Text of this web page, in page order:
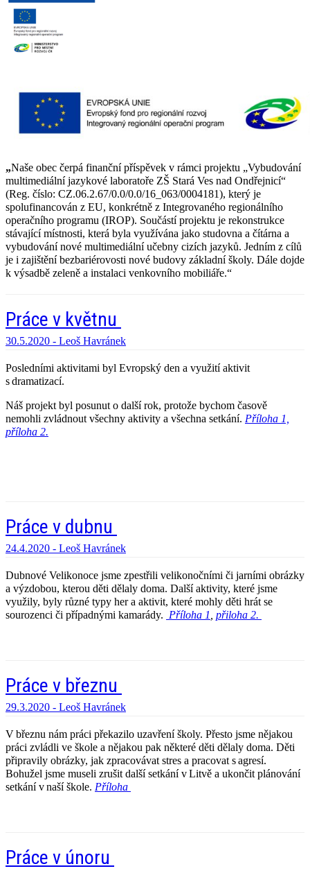
„Naše obec čerpá finanční příspěvek v rámci projektu „Vybudování
multimediální jazykové laboratoře ZŠ Stará Ves nad Ondřejnicí“
(Reg. číslo: CZ.06.2.67/0.0/0.0/16_063/0004181), který je
spolufinancován z EU, konkrétně z Integrovaného regionálního
operačního programu (IROP). Součástí projektu je rekonstrukce
stávající místnosti, která byla využívána jako studovna a čítárna a
vybudování nové multimediální učebny cizích jazyků. Jedním z cílů
je i zajištění bezbariérovosti nové budovy základní školy. Dále dojde
k výsadbě zeleně a instalaci venkovního mobiliáře.“
Práce v květnu
30.5.2020 - Leoš Havránek
Posledními aktivitami byl Evropský den a využití aktivit
s dramatizací.
Náš projekt byl posunut o další rok, protože bychom časově
nemohli zvládnout všechny aktivity a všechna setkání. Příloha 1,
příloha 2.
Práce v dubnu
24.4.2020 - Leoš Havránek
Dubnové Velikonoce jsme zpestřili velikonočními či jarními obrázky
a výzdobou, kterou děti dělaly doma. Další aktivity, které jsme
využily, byly různé typy hera aktivit, které mohly děti hrát se
sourozenci či případnými kamarády. Příloha 1 přiloha 2.
Práce v březnu
29.3.2020 - Leoš Havránek
V březnu nám práci překazilo uzavření školy. Přesto jsme nějakou
práci zvládli ve škole a nějakou pak některé děti dělaly doma. Děti
připravily obrázky, jak zpracovávat stres a pracovat s agresí.
Bohužel jsme museli zrušit další setkání v Litvě a ukončit plánování
setkání v naší škole. Příloha
Práce v únoru